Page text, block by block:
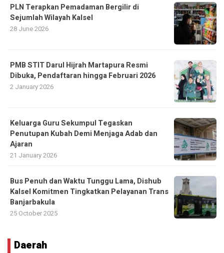
PLN Terapkan Pemadaman Bergilir di
Sejumlah Wilayah Kalsel
28 June 2026
PMB STIT Darul Hijrah Martapura Resmi
Dibuka, Pendaftaran hingga Februari 2026
2 January 2026
Keluarga Guru Sekumpul Tegaskan
Penutupan Kubah Demi Menjaga Adab dan
Ajaran
21 January 2026
Bus Penuh dan Waktu Tunggu Lama, Dishub
Kalsel Komitmen Tingkatkan Pelayanan Trans
Banjarbakula
25 October 2025
Daerah